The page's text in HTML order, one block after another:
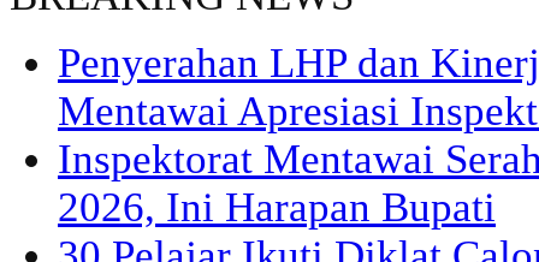
Penyerahan LHP dan
Mentawai Apresiasi
Inspektorat Mentawai
2026, Ini Harapan Bupati